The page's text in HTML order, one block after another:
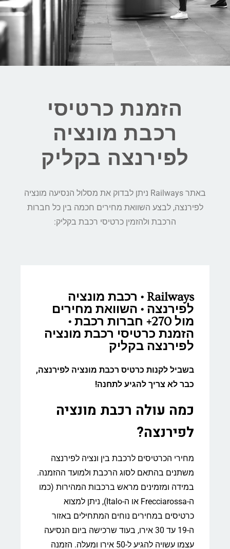
הזמנת כרטיסי
רכבת מונציה
לפירנצה בקליק
באתר Railways ניתן לבדוק את מסלול הנסיעה מונציה
לפירנצה, לבצע השוואת מחירים חכמה בין כל חברות
הרכבת ולהזמין כרטיסי רכבת בקליק:
Railways • רכבת מונציה
לפירנצה • השוואת מחירים
מול 270+ חברות רכבת •
הזמנת כרטיסי רכבת מונציה
לפירנצה בקליק
בשביל לקנות כרטיס רכבת מונציה לפירנצה,
כבר לא צריך להגיע לתחנה!
כמה עולה רכבת מונציה
לפירנצה?
מחירי הכרטיסים לרכבת בין ונציה לפירנצה
משתנים בהתאם לסוג הרכבת ולמועד ההזמנה.
במידה ומזמינים מראש ברכבות המהירות (כמו
ה-Frecciarossa או ה-Italo), ניתן למצוא
כרטיסים במחירים נוחים המתחילים באזור
ה-19 עד 30 אירו, בעוד שרכישה ביום הנסיעה
עצמו עשויה להגיע ל-50 אירו ומעלה. הזמנה